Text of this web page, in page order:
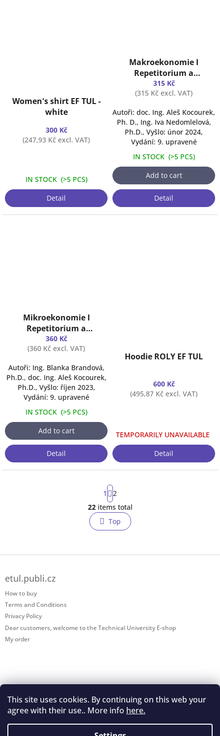
This site uses cookies. By continuing on this web your
agree with their use.. More info here.
Women's shirt EF TUL -
white
300 Kč
(247,93 Kč excl. VAT)
IN STOCK (>5 PCS)
Detail
Makroekonomie I
Repetitorium a
praktikum
315 Kč
(315 Kč excl. VAT)
Autoři: doc. Ing. Aleš Kocourek,
Ph. D., Ing. Iva Nedomlelová,
Ph.D., Vyšlo: únor 2024,
Vydání: 9. upravené
IN STOCK (>5 PCS)
Add to cart
Detail
average
product
rating
is
out
of
5
stars.
Mikroekonomie I
Repetitorium a
praktikum
360 Kč
(360 Kč excl. VAT)
Autoři: Ing. Blanka Brandová,
Ph.D., doc. Ing. Aleš Kocourek,
Ph.D., Vyšlo: říjen 2023,
Vydání: 9. upravené
IN STOCK (>5 PCS)
Add to cart
Detail
Hoodie ROLY EF TUL
600 Kč
(495,87 Kč excl. VAT)
TEMPORARILY UNAVAILABLE
Detail
L
i
s
n
o
l
P
a
g
i
n
a
o
1
2
22items total
Top
F
etul.publi.cz
How to buy
Terms and Conditions
Privacy Policy
Dear customers, welcome to the Technical University E-shop
My order
Shoptet.cz